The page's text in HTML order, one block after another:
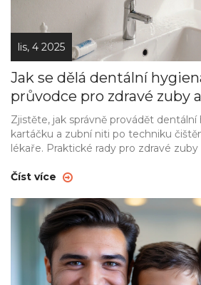
lis, 4 2025
Jak se dělá dentální
průvodce pro zdravé zuby
Zjistěte, jak správně provádět
kartáčku a zubní niti po techniku
lékaře. Praktické rady pro zdravé zuby
Číst více